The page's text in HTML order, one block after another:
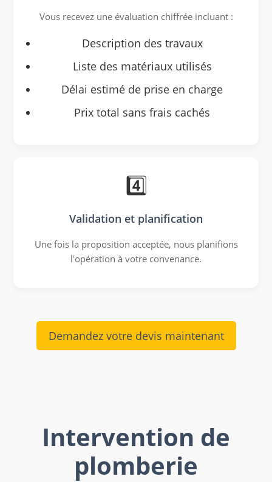
Vous recevez une évaluation chiffrée incluant :
Description des travaux
Liste des matériaux utilisés
Délai estimé de prise en charge
Prix total sans frais cachés
4️⃣
Validation et planification
Une fois la proposition acceptée, nous planifions
l'opération à votre convenance.
Demandez votre devis maintenant
Intervention de
plomberie